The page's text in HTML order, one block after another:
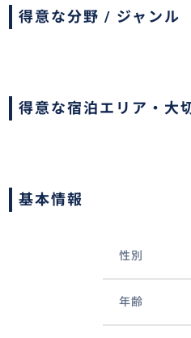
得意な分野 / ジャンル
得意な宿泊エリア・大
基本情報
性別
年齢